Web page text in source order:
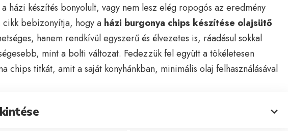
házi készítés bonyolult, vagy nem lesz elég ropogós az eredmény
cikk bebizonyítja, hogy a házi burgonya chips készítése olajsütő
hanem rendkívül egyszerű és élvezetes is, ráadásul sokkal
mint a bolti változat. Fedezzük fel együtt a tökéletesen
chips titkát, amit a saját konyhánkban, minimális olaj felhasználásával